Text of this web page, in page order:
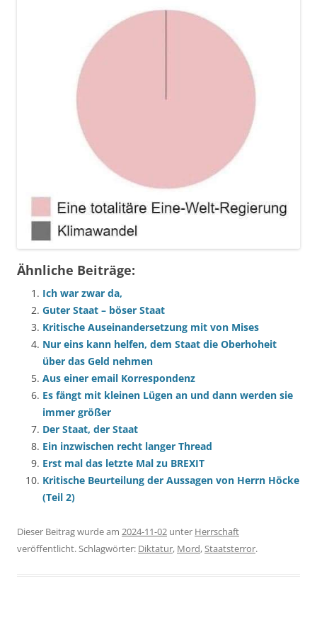
Ähnliche Beiträge:
Ich war zwar da,
Guter Staat – böser Staat
Kritische Auseinandersetzung mit von Mises
Nur eins kann helfen, dem Staat die Oberhoheit
über das Geld nehmen
Aus einer email Korrespondenz
Es fängt mit kleinen Lügen an und dann werden sie
immer größer
Der Staat, der Staat
Ein inzwischen recht langer Thread
Erst mal das letzte Mal zu BREXIT
Kritische Beurteilung der Aussagen von Herrn Höcke
(Teil 2)
Dieser Beitrag wurde am 2024-11-02 unter Herrschaft
veröffentlicht. Schlagwörter: Diktatur, Mord,Staatsterror.